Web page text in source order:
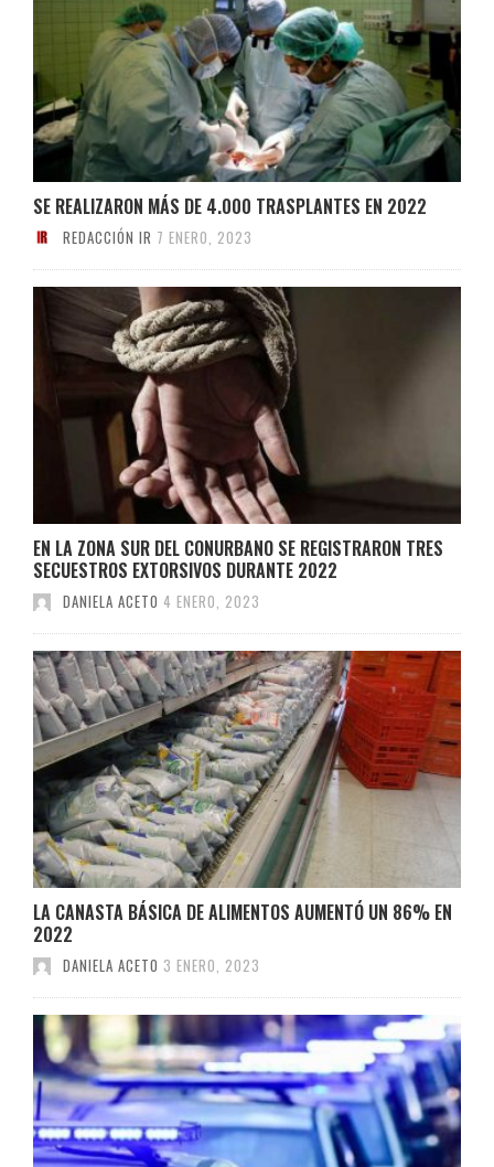
SE REALIZARON MÁS DE 4.000 TRASPLANTES EN 2022
REDACCIÓN IR 7 ENERO, 2023
EN LA ZONA SUR DEL CONURBANO SE REGISTRARON TRES
SECUESTROS EXTORSIVOS DURANTE 2022
DANIELA ACETO 4 ENERO, 2023
LA CANASTA BÁSICA DE ALIMENTOS AUMENTÓ UN 86% EN
2022
DANIELA ACETO 3 ENERO, 2023